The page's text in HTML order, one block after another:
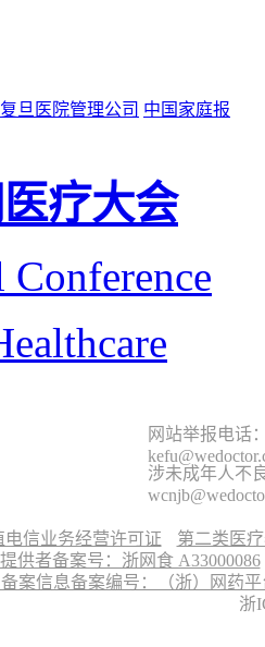
复旦医院管理公司 中国家庭报
疗大会
网站举报电话
涉未成年人不
电信业务经营许可证
第二类医
供者备案号：浙网食 A33000086
案信息备案编号：（浙）网药平
浙